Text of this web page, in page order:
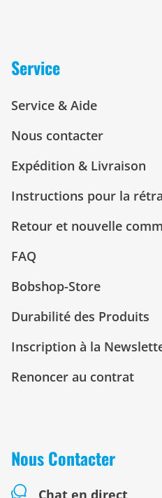
Service
Service & Aide
Nous contacter
Expédition & Livraison
Instructions pour la
Retour et nouvelle
FAQ
Bobshop-Store
Durabilité des Produits
Inscription à la
Renoncer au contrat
Nous Contacter
Chat en direct